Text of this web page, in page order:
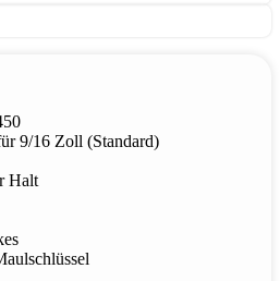
9/16 Zoll (Standard)
Halt